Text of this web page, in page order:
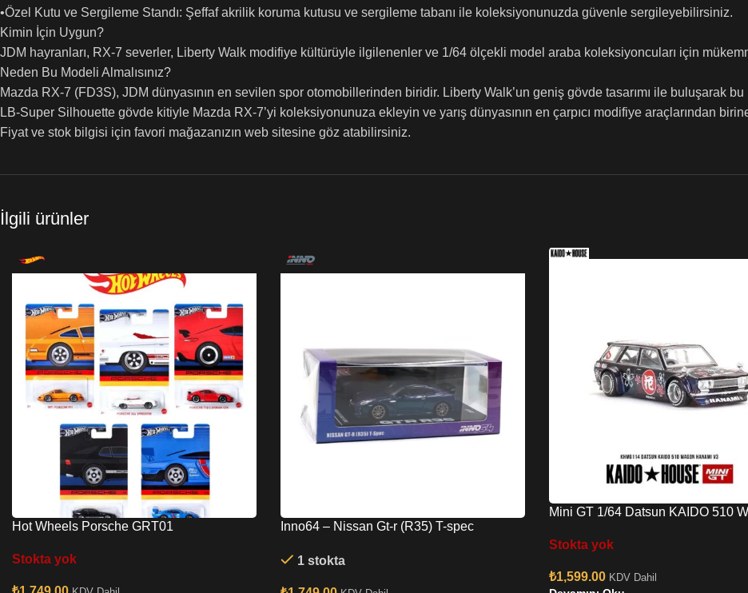
•Özel Kutu ve Sergileme Standı: Şeffaf akrilik koruma kutusu ve sergileme tabanı ile koleksiyonunuzda güvenle sergileyebilirsiniz.
Kimin İçin Uygun?
JDM hayranları, RX-7 severler, Liberty Walk modifiye kültürüyle ilgilenenler ve 1/64 ölçekli model araba koleksiyoncuları için
Neden Bu Modeli Almalısınız?
Mazda RX-7 (FD3S), JDM dünyasının en sevilen spor otomobillerinden biridir. Liberty Walk’un geniş gövde tasarımı ile buluşarak
LB-Super Silhouette gövde kitiyle Mazda RX-7’yi koleksiyonunuza ekleyin ve yarış dünyasının en çarpıcı modifiye araçlarından
Fiyat ve stok bilgisi için favori mağazanızın web sitesine göz atabilirsiniz.
İlgili ürünler
Hot Wheels Porsche GRT01
Stokta yok
Inno64 – Nissan Gt-r (R35) T-spec
1 stokta
Mini GT 1/64 Datsun KAIDO 510
Stokta yok
₺1,599.00 KDV Dahil